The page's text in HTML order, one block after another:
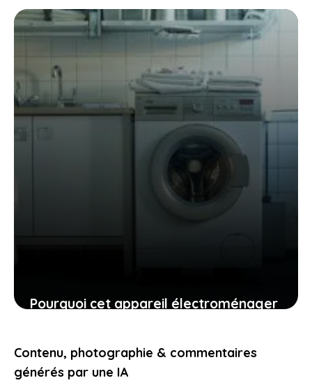
: une solution moderne confrontée à
des enjeux de sécurité
Pourquoi cet appareil électroménager
conseils
20 juillet 2025
Contenu, photographie & commentaires
générés par une IA